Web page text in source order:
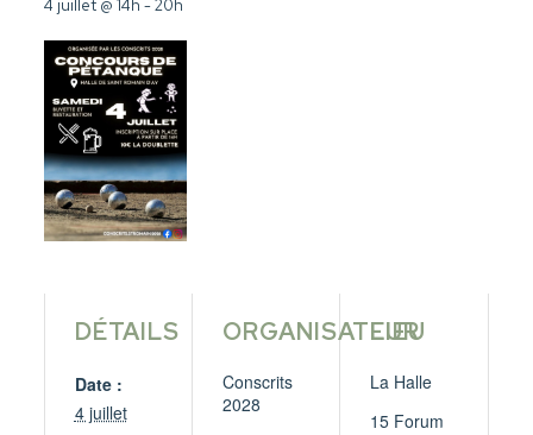
4 juillet @ 14h -20h
DÉTAILS
Date :
4 juillet
LIEU
La Halle
15 Forum
ORGANISATEUR
Conscrits
2028